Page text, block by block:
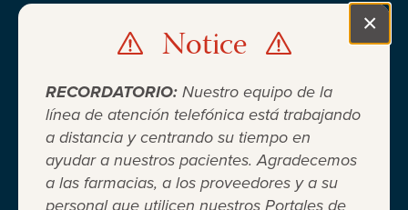
Notice
RECORDATORIO: Nuestro equipo de la
línea de atención telefónica está trabajando
a distancia y centrando su tiempo en
ayudar a nuestros pacientes. Agradecemos
a las farmacias, a los proveedores y a su
personal que utilicen nuestros Portales de
×
Cuando el seguro médico no es